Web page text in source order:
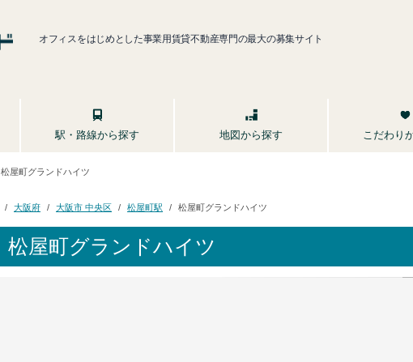
オフィスをはじめとした事業用賃貸不動産専門の最大の募集サイト
駅・路線から探す 地図から探す こだわり
松屋町グランドハイツ
大阪府 大阪市 中央区 松屋町駅 松屋町グランドハイツ
松屋町グランドハイツ